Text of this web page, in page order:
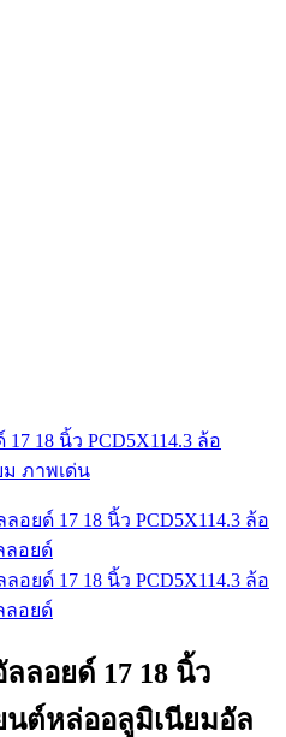
ลอยด์ 17 18 นิ้ว
นต์หล่ออลูมิเนียมอัล